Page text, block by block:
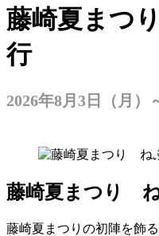
藤崎夏まつ
行
2026年8月3日（月）
藤崎夏まつり
藤崎夏まつりの初陣を飾